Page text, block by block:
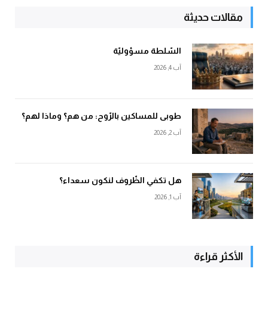
مقالات حديثة
السّلطة مسؤوليّة
آب 4, 2026
طوبى للمساكين بالرّوح: من هم؟ وماذا لهم؟
آب 2, 2026
هل تكفي الظّروف لنكون سعداء؟
آب 1, 2026
الأكثر قراءة